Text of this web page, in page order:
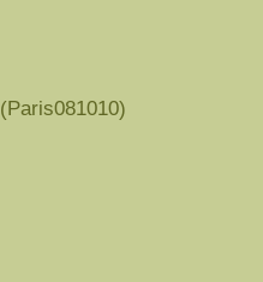
(Paris081010)